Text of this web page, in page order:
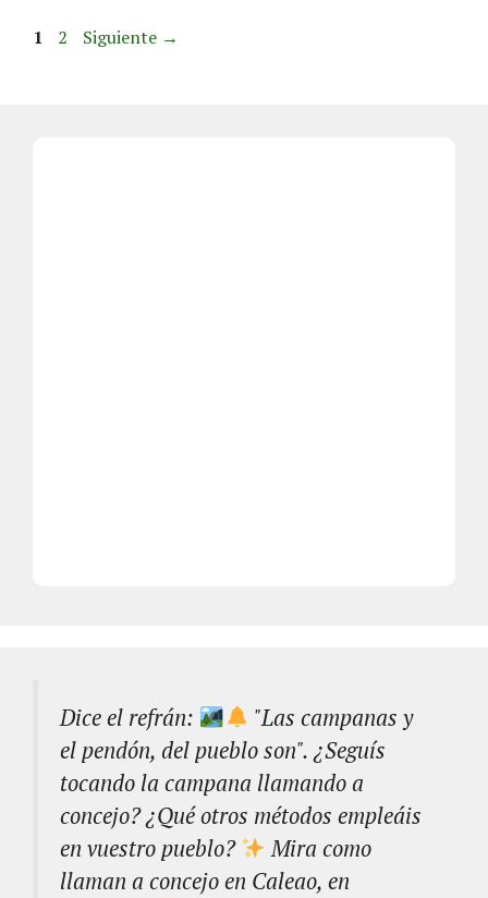
1 2 Siguiente →
Dice el refrán:
"Las campanas y
el pendón, del pueblo son". ¿Seguís
tocando la campana llamando a
concejo? ¿Qué otros métodos empleáis
en vuestro pueblo?
Mira como
llaman a concejo en Caleao, en